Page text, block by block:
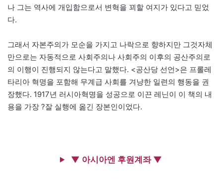
나 그는 역사에 개입함으로서 변혁을 꾀할 여지가 있다고 믿었
다.
그래서 자본주의가 모순을 가지고 나락으로 향하지만 그것자체
만으로는 자동적으로 사회주의나 사회주의 이후의 공산주의로
의 이행이 진행되지 않는다고 말했다. <공산당 선언>은 프롤레
타리아 혁명을 포함해 무계급 사회를 겨냥한 일련의 행동을 권
장했다. 1917년 러시아혁명을 성공으로 이끈 레닌이 이 책의 내
용을 가장 ?잘 실행에 옮긴 장본인이었다.
▼ 아시아엔 후원계좌 ▼